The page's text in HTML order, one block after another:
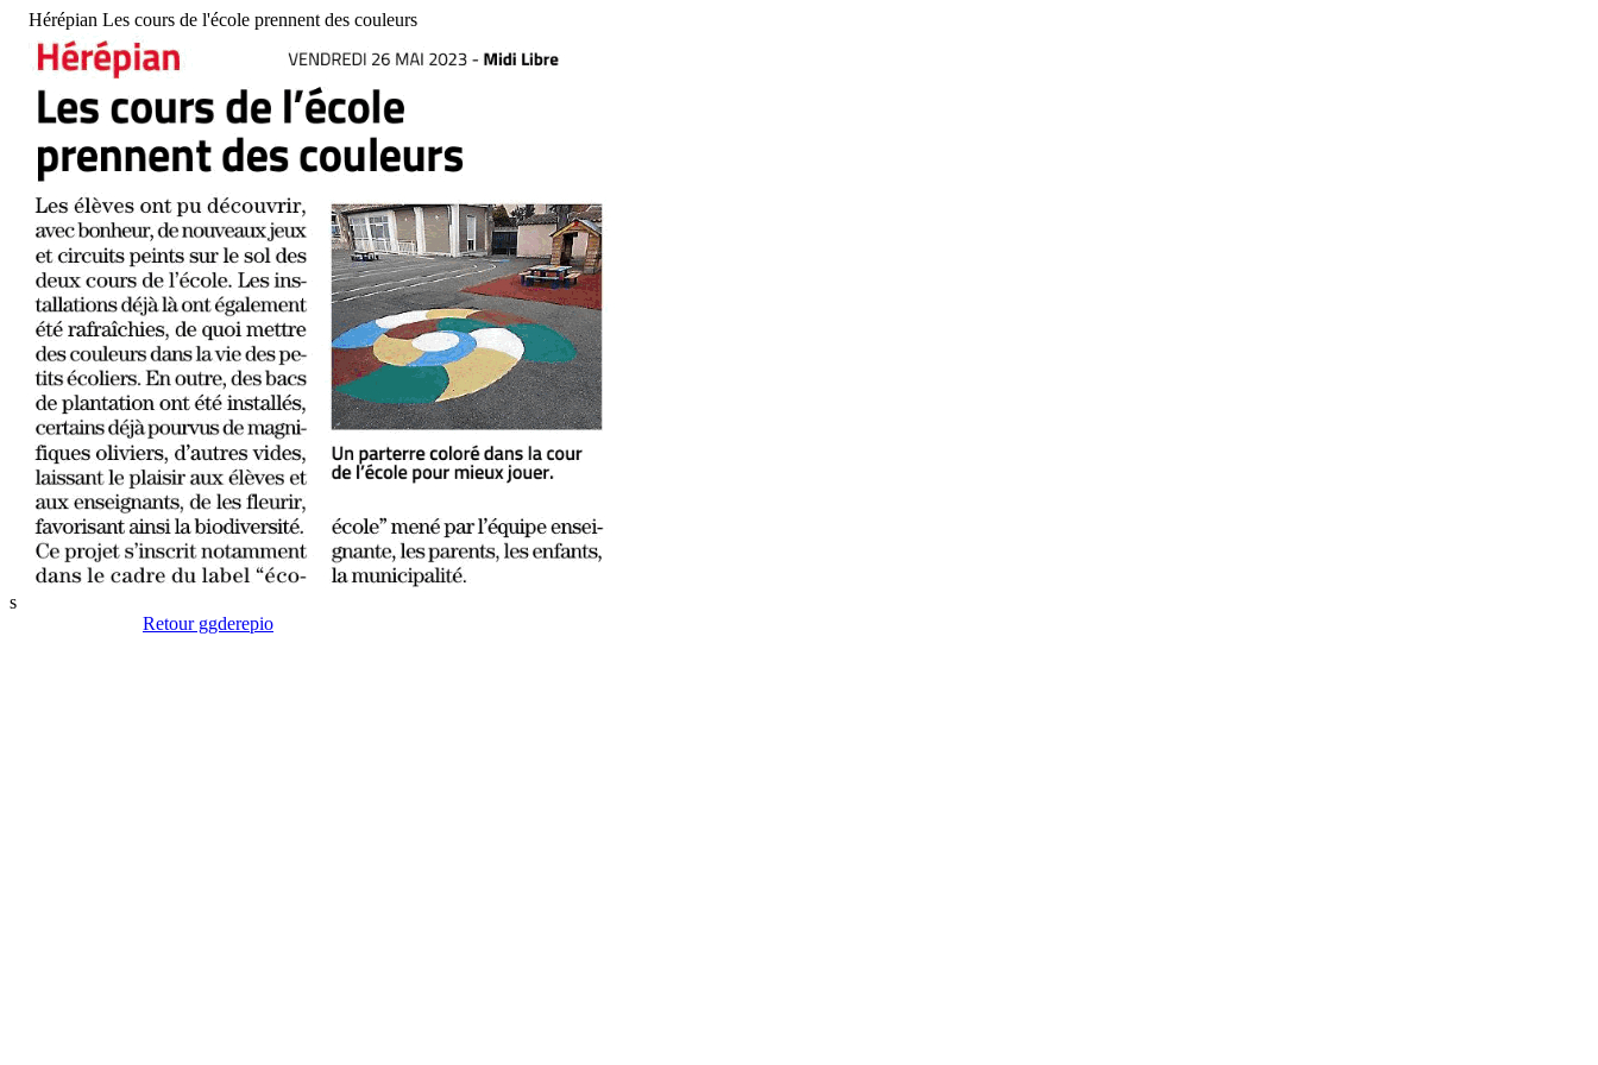
Hérépian Les cours de l'école prennent des couleurs
s
Retour ggderepio